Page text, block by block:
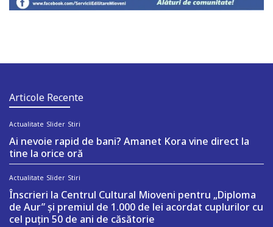
Articole Recente
Actualitate Slider Stiri
Ai nevoie rapid de bani? Amanet Kora vine direct la
tine la orice oră
Actualitate Slider Stiri
Înscrieri la Centrul Cultural Mioveni pentru „Diploma
de Aur” și premiul de 1.000 de lei acordat cuplurilor cu
cel puțin 50 de ani de căsătorie